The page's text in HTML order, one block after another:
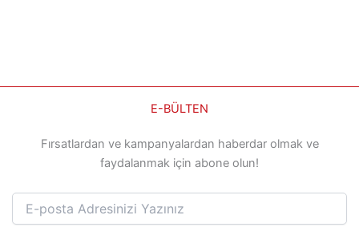
E-BÜLTEN
Fırsatlardan ve kampanyalardan haberdar olmak ve
faydalanmak için abone olun!